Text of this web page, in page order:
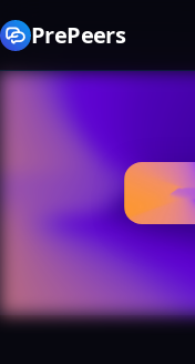
PrePeers